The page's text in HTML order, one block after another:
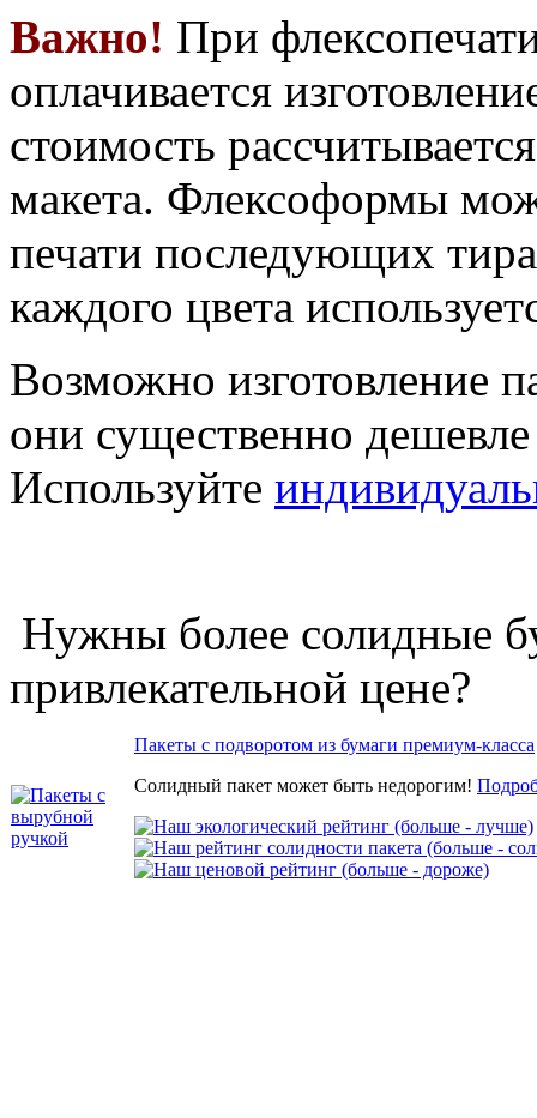
Важно! При
оплачивается
стоимость
макета. Флексоформы
печати последующих
каждого цвета
Возможно изготовление
они существенно
Используйте
Нужны более солидные
привлекательной цене?
Пакеты с подворотом из бумаги премиум-класса
Солидный пакет может быть недорогим!